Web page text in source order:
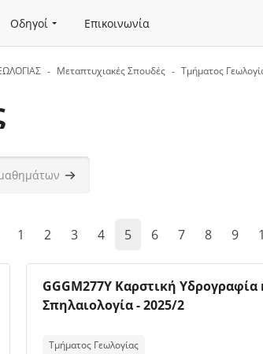
Οδηγοί Επικοινωνία
Μεταπτυχιακές Σπουδές Τμήματος
Αναζήτηση μαθημάτων
σελίδα
1 2 3 4 5
(current)
6 7 8 9
Εικόνα μαθήματος
Όνομα μαθήματος
GGGM277Y Καρστική Υδρογραφία
Σπηλαιολογία - 2025/2
Τμήματος Γεωλογίας